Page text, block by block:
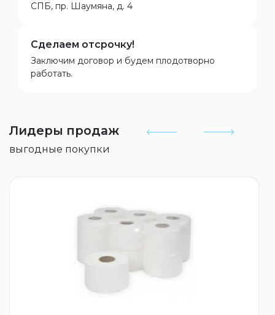
СПБ, пр. Шаумяна, д. 4
Сделаем отсрочку!
Заключим договор и будем плодотворно
работать.
Лидеры продаж
выгодные покупки